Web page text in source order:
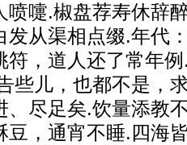
喷嚏.椒盘荐寿休辞
发从渠相点缀.年代
符，道人还了常年
些儿，也都不是，
、尽足矣.饮量添教
豆，通宵不睡.四海